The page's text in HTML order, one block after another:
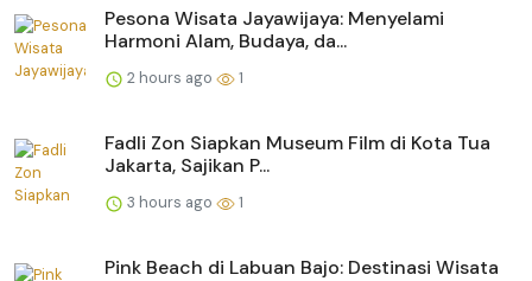
Pesona Wisata Jayawijaya: Menyelami
Harmoni Alam, Budaya, da...
2 hours ago 1
Fadli Zon Siapkan Museum Film di Kota Tua
Jakarta, Sajikan P...
3 hours ago 1
Pink Beach di Labuan Bajo: Destinasi Wisata